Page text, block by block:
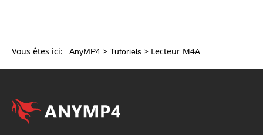
Vous êtes ici: AnyMP4 > Tutoriels > Lecteur M4A